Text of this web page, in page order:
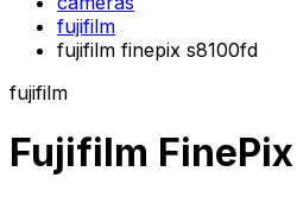
fujifilm
fujifilm finepix s8100fd
fujifilm
Fujifilm